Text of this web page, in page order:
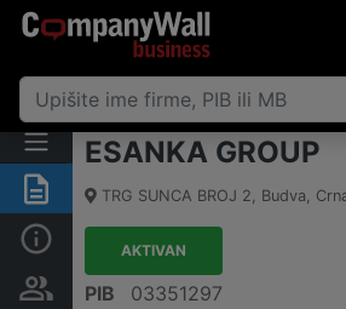
Sažetak
Osobe i vlasništvo
ESANKA GROUP
TRG SUNCA BROJ 2, Budva,
AKTIVAN
PIB
03351297